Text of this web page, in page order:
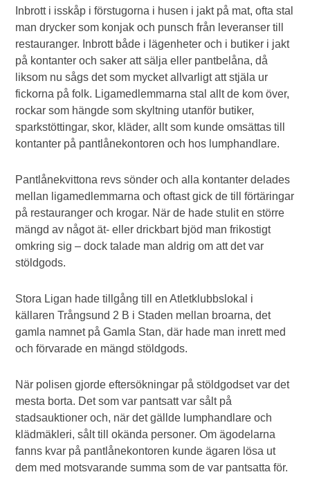
Inbrott i isskåp i förstugorna i husen i jakt på mat, ofta stal
man drycker som konjak och punsch från leveranser till
restauranger. Inbrott både i lägenheter och i butiker i jakt
på kontanter och saker att sälja eller pantbelåna, då
liksom nu sågs det som mycket allvarligt att stjäla ur
fickorna på folk. Ligamedlemmarna stal allt de kom över,
rockar som hängde som skyltning utanför butiker,
sparkstöttingar, skor, kläder, allt som kunde omsättas till
kontanter på pantlånekontoren och hos lumphandlare.
Pantlånekvittona revs sönder och alla kontanter delades
mellan ligamedlemmarna och oftast gick de till förtäringar
på restauranger och krogar. När de hade stulit en större
mängd av något ät- eller drickbart bjöd man frikostigt
omkring sig – dock talade man aldrig om att det var
stöldgods.
Stora Ligan hade tillgång till en Atletklubbslokal i
källaren Trångsund 2 B i Staden mellan broarna, det
gamla namnet på Gamla Stan, där hade man inrett med
och förvarade en mängd stöldgods.
När polisen gjorde eftersökningar på stöldgodset var det
mesta borta. Det som var pantsatt var sålt på
stadsauktioner och, när det gällde lumphandlare och
klädmäkleri, sålt till okända personer. Om ägodelarna
fanns kvar på pantlånekontoren kunde ägaren lösa ut
dem med motsvarande summa som de var pantsatta för.